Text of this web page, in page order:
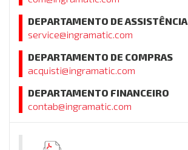
DEPARTAMENTO DE ASSISTÊNCIA
service@ingramatic.com
DEPARTAMENTO DE COMPRAS
acquisti@ingramatic.com
DEPARTAMENTO FINANCEIRO
contab@ingramatic.com